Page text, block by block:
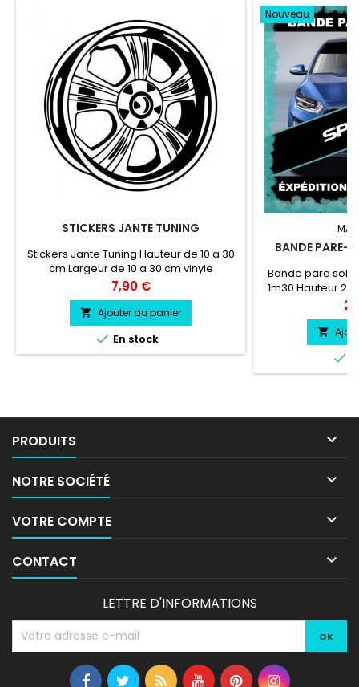
STICKERS JANTE TUNING
Stickers Jante Tuning Hauteur de 10 a 30
cm Largeur de 10 a 30 cm vinyle
professionnel très résistant
Prix
7,90 €
 Ajouter au panier
 En stock
Nouveau
BANDE PARE-
Bande pare soleil
1m30 Hauteur
couleur au


PRODUITS 
NOTRE SOCIÉTÉ 
VOTRE COMPTE 
CONTACT 
LETTRE D'INFORMATIONS